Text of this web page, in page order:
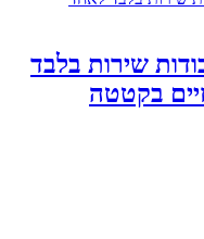
שירות בלבד
בקטטה